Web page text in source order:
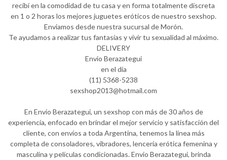
recibí en la comodidad de tu casa y en forma totalmente discreta
en 1 o 2 horas los mejores juguetes eróticos de nuestro sexshop.
Enviamos desde nuestra sucursal de Morón.
Te ayudamos a realizar tus fantasías y vivir tu sexualidad al máximo.
DELIVERY
Envio Berazategui
en el día
(11) 5368-5238
sexshop2013@hotmail.com
En Envio Berazategui, un sexshop con más de 30 años de
experiencia, enfocado en brindar el mejor servicio y satisfacción del
cliente, con envíos a toda Argentina, tenemos la línea más
completa de consoladores, vibradores, lencería erótica femenina y
masculina y películas condicionadas. Envio Berazategui, brinda